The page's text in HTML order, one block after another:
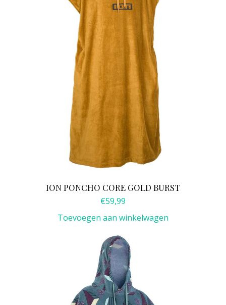
ION PONCHO CORE GOLD BURST
€59,99
Toevoegen aan winkelwagen